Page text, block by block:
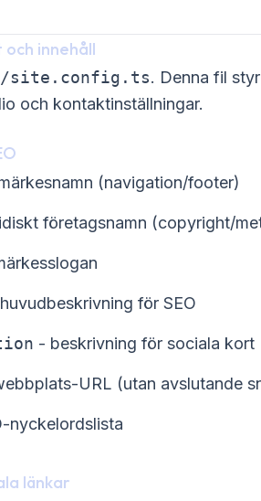
innehåll
site.config.ts. Denna fil
och kontaktinställningar.
(navigation/footer)
företagsnamn (copyright/
för SEO
- beskrivning för sociala kort
URL (utan avslutande
nyckelordslista
länkar